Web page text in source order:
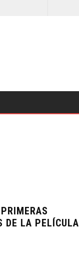
DE LA PELÍCULA